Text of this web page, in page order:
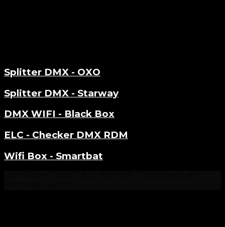
Splitter DMX - OXO
Splitter DMX - Starway
DMX WIFI - Black Box
ELC - Checker DMX RDM
Wifi Box - Smartbat